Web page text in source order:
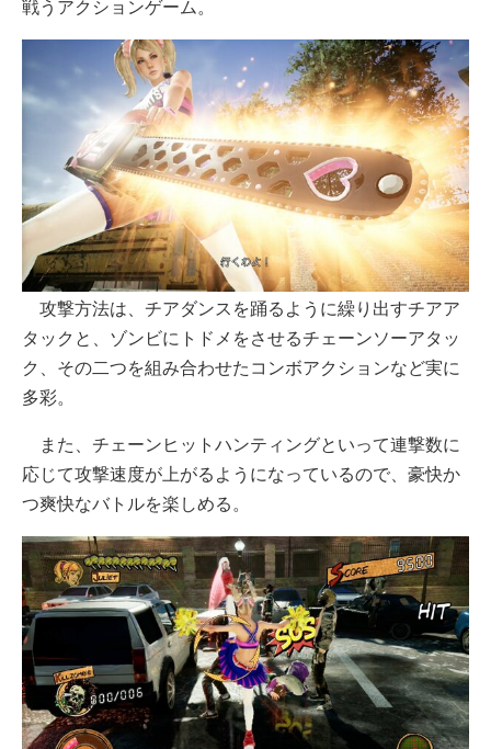
戦うアクションゲーム。
攻撃方法は、チアダンスを踊るように繰り出すチアア
タックと、ゾンビにトドメをさせるチェーンソーアタッ
ク、その二つを組み合わせたコンボアクションなど実に
多彩。
また、チェーンヒットハンティングといって連撃数に
応じて攻撃速度が上がるようになっているので、豪快か
つ爽快なバトルを楽しめる。